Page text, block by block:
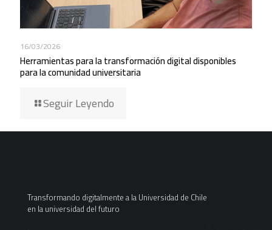
16/03/2026
Herramientas para la transformación digital disponibles
para la comunidad universitaria
Seguir Leyendo
Transformando digitalmente a la Universidad de Chile
en la universidad del futuro